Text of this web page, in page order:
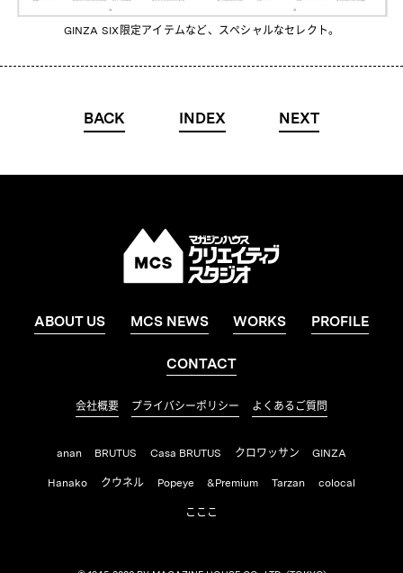
GINZA SIX限定アイテムなど、スペシャルなセレクト。
BACK INDEX NEXT
ABOUT US MCS NEWS WORKS PROFILE
CONTACT
会社概要 プライバシーポリシー よくあるご質問
anan BRUTUS Casa BRUTUS クロワッサン GINZA
Hanako クウネル Popeye &Premium Tarzan colocal
こここ